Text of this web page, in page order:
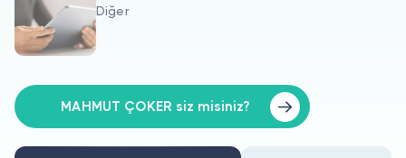
Hakkımızda
Doktorlar için
Diğer
MAHMUT ÇOKER siz misiniz?